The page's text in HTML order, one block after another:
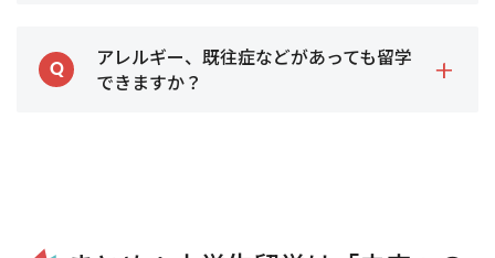
しょう。大切なのはお子様の「行ってみたい！」と
いう気持ちなので、ご家庭で話し合っていただくこ
お渡しするネックストラップ「Emergency
Coard」が入っており、緊急連絡先が記載されてい
アレルギー、既往症などがあっても留学
できますか？